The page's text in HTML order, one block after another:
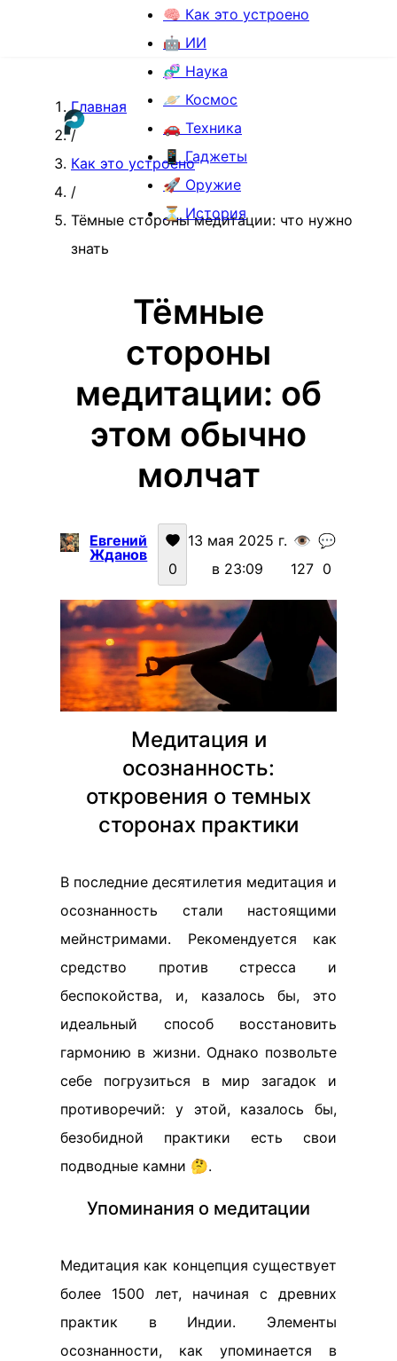
🧠 Как это устроено
🤖 ИИ
🧬 Наука
🪐 Космос
🚗 Техника
📱 Гаджеты
🚀 Оружие
⏳ История
Главная
/
Как это устроено
/
Тёмные стороны медитации: что нужно
знать
Тёмные
стороны
медитации: об
этом обычно
молчат
Евгений
Жданов
0
13 мая 2025 г.
в 23:09
👁️
127
💬
0
Медитация и
осознанность:
откровения о темных
сторонах практики
В последние десятилетия медитация и
осознанность стали настоящими
мейнстримами. Рекомендуется как
средство против стресса и
беспокойства, и, казалось бы, это
идеальный способ восстановить
гармонию в жизни. Однако позвольте
себе погрузиться в мир загадок и
противоречий: у этой, казалось бы,
безобидной практики есть свои
подводные камни 🤔.
Упоминания о медитации
Медитация как концепция существует
более 1500 лет, начиная с древних
практик в Индии. Элементы
осознанности, как упоминается в